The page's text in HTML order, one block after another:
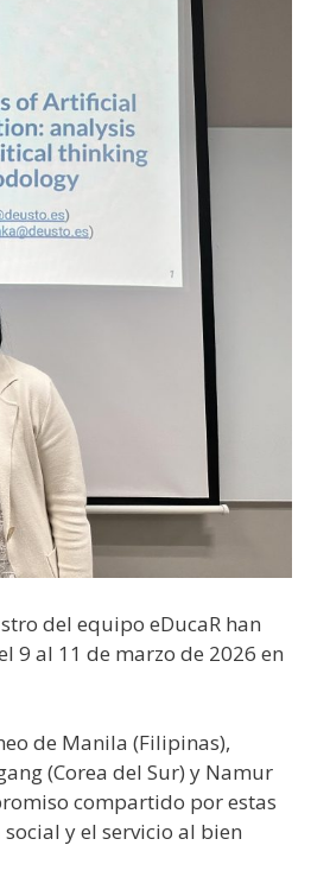
del equipo eDucaR han
9 al 11 de marzo de 2026 en
de Manila (Filipinas),
(Corea del Sur) y Namur
compartido por estas
y el servicio al bien